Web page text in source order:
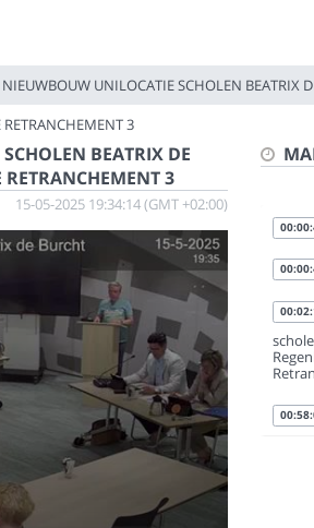
UNILOCATIE SCHOLEN BEATRIX
3
BEATRIX DE
3
15-05-2025 19:34:14 (GMT +02:00)